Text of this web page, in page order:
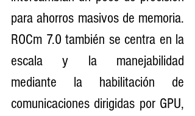
para ahorros masivos de memoria.
ROCm 7.0 también se centra en la
escala y la manejabilidad
mediante la habilitación de
comunicaciones dirigidas por GPU,